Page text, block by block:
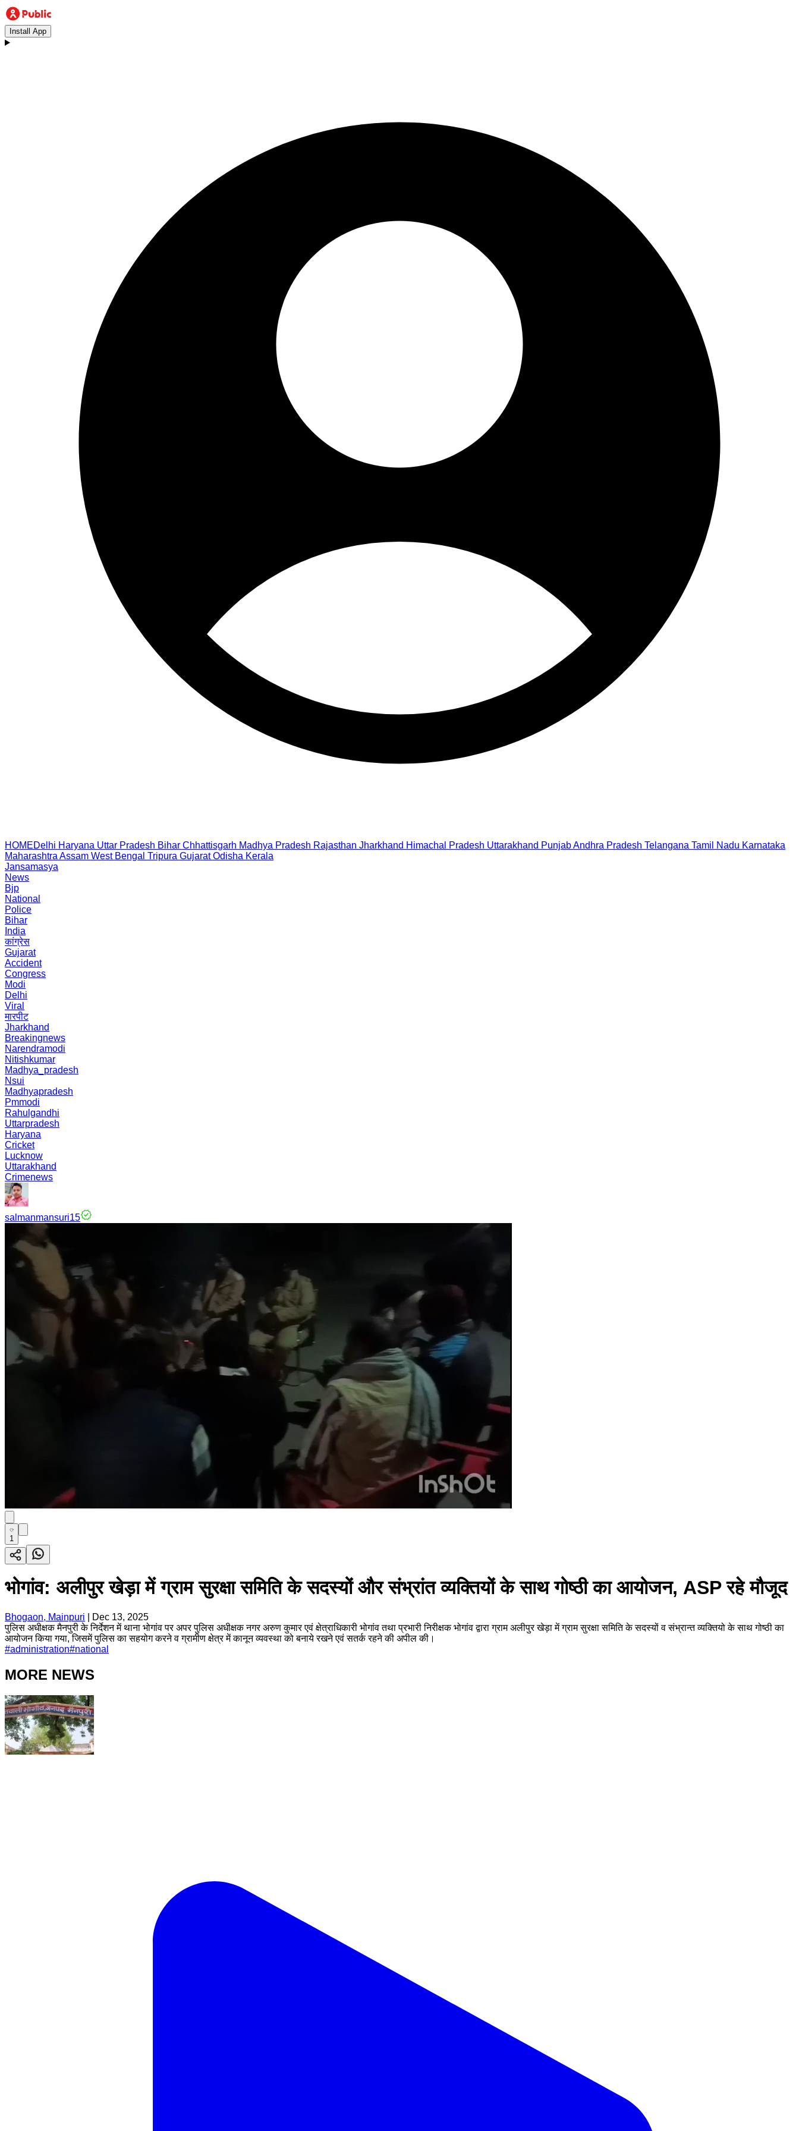
Install App
HOMEDelhi Haryana Uttar Pradesh Bihar Chhattisgarh Madhya Pradesh Rajasthan Jharkhand Himachal Pradesh Uttarakhand PunjabAndhra Pradesh Telangana Tamil Nadu Karnataka
Maharashtra Assam West Bengal Tripura Gujarat Odisha Kerala
Jansamasya
News
Bjp
National
Police
Bihar
India
कांग्रेस
Gujarat
Accident
Congress
Modi
Delhi
Viral
मारपीट
Jharkhand
Breakingnews
Narendramodi
Nitishkumar
Madhya_pradesh
Nsui
Madhyapradesh
Pmmodi
Rahulgandhi
Uttarpradesh
Haryana
Cricket
Lucknow
Uttarakhand
Crimenews
salmanmansuri15
1
भोगांव: अलीपुर खेड़ा में ग्राम सुरक्षा समिति के सदस्यों और संभ्रांत व्यक्तियों के साथ गोष्ठी का आयोजन, ASP रहे मौजूद
Bhogaon, Mainpuri
Dec 13, 2025
पुलिस अधीक्षक मैनपुरी के निर्देशन में थाना भोगांव पर अपर पुलिस अधीक्षक नगर अरुण कुमार एवं क्षेत्राधिकारी भोगांव तथा प्रभारी निरीक्षक भोगांव द्वारा ग्राम अलीपुर खेड़ा में ग्राम सुरक्षा समिति के सदस्यों व संभ्रान्त व्यक्तियो के साथ गोष्ठी का
आयोजन किया गया, जिसमें पुलिस का सहयोग करने व ग्रामीण क्षेत्र में कानून व्यवस्था को बनाये रखने एवं सतर्क रहने की अपील की।
#administration#national
MORE NEWS